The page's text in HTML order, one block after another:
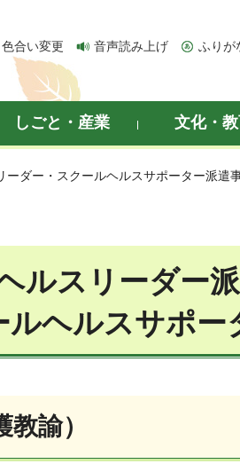
合い変更 音声読み上げ ふりが
しごと・産業 文化・
ーダー・スクールヘルスサポーター派遣
ルヘルス
ヘルスサポー
諭）